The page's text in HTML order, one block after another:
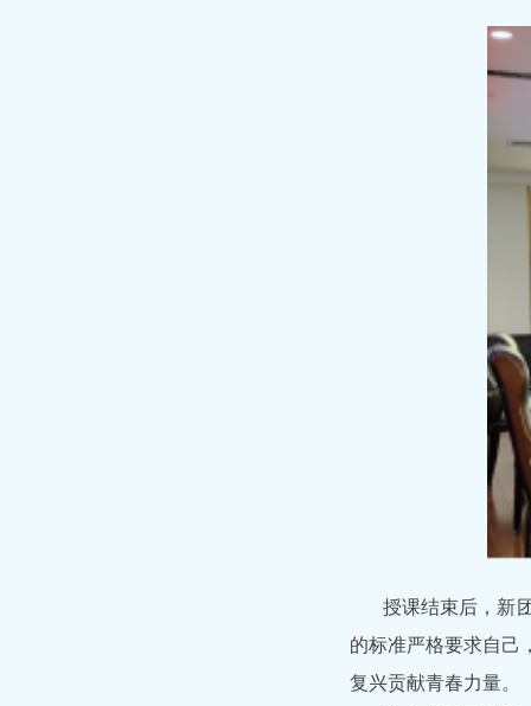
授课结束后，新
的标准严格要求自己
复兴贡献青春力量。